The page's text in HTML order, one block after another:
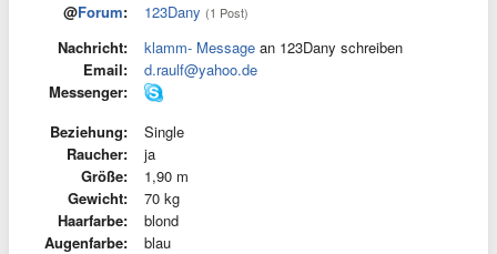
@Forum: 123Dany (1 Post)
Nachricht: klamm- Message an 123Dany schreiben
Email:
d.raulf@yahoo.de
Messenger:
Beziehung:
Single
Raucher:
ja
Größe:
1,90 m
Gewicht:
70 kg
Haarfarbe:
blond
Augenfarbe:
blau